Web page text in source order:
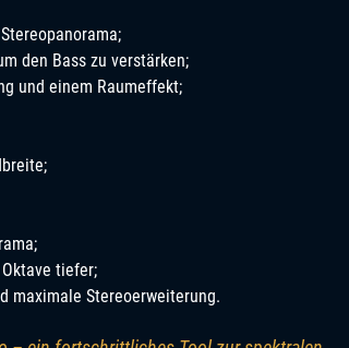
den Bass zu verstärken;
und einem Raumeffekt;
tiefer;
maximale Stereoerweiterung.